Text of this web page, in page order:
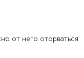
от него оторваться